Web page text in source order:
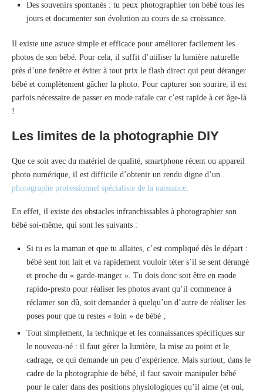
Des souvenirs spontanés : tu peux photographier ton bébé tous les
jours et documenter son évolution au cours de sa croissance.
Il existe une astuce simple et efficace pour améliorer facilement les
photos de son bébé. Pour cela, il suffit d’utiliser la lumière naturelle
près d’une fenêtre et éviter à tout prix le flash direct qui peut déranger
bébé et complètement gâcher la photo. Pour capturer son sourire, il est
parfois nécessaire de passer en mode rafale car c’est rapide à cet âge-là
!
Les limites de la photographie DIY
Que ce soit avec du matériel de qualité, smartphone récent ou appareil
photo numérique, il est difficile d’obtenir un rendu digne d’un
photographe professionnel spécialiste de la naissance.
En effet, il existe des obstacles infranchissables à photographier son
bébé soi-même, qui sont les suivants :
Si tu es la maman et que tu allaites, c’est compliqué dès le départ :
bébé sent ton lait et va rapidement vouloir téter s’il se sent dérangé
et proche du « garde-manger ». Tu dois donc soit être en mode
rapido-presto pour réaliser les photos avant qu’il commence à
réclamer son dû, soit demander à quelqu’un d’autre de réaliser les
poses pour que tu restes « loin » de bébé ;
Tout simplement, la technique et les connaissances spécifiques sur
le nouveau-né : il faut gérer la lumière, la mise au point et le
cadrage, ce qui demande un peu d’expérience. Mais surtout, dans le
cadre de la photographie de bébé, il faut savoir manipuler bébé
pour le caler dans des positions physiologiques qu’il aime (et oui,